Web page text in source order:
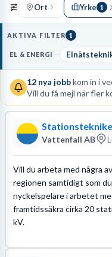
Ort Yrke 1
AKTIVA FILTER 1
EL & ENERGI
12 nya jobbkom in i
Vill du få mejl när fler
Vattenfall AB
Vill du arbeta med några
regionen samtidigt som
nyckelspelare i arbetet
framtidssäkra cirka 20
kV.